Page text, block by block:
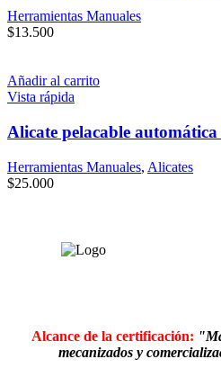
Herramientas Manuales
$13.500
Añadir al carrito
Vista rápida
Alicate pelacable
Herramientas Manuales, Alicates
$25.000
Alcance de la certificación:
mecanizados y